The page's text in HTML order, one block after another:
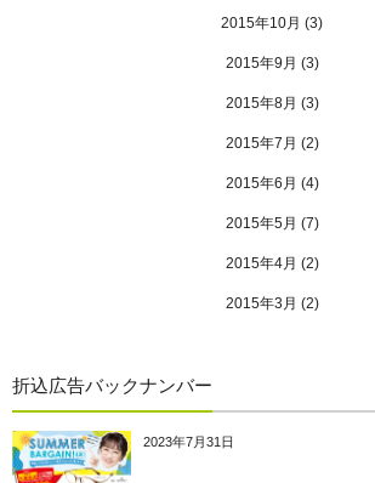
2015年10月 (3)
2015年9月 (3)
2015年8月 (3)
2015年7月 (2)
2015年6月 (4)
2015年5月 (7)
2015年4月 (2)
2015年3月 (2)
折込広告バックナンバー
2023年7月31日